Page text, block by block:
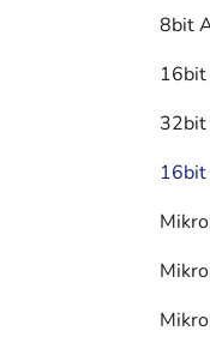
8bit
16bit
32bit
16bit